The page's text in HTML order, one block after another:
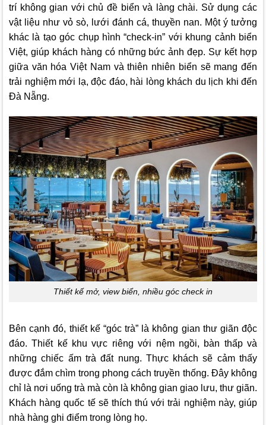
trí không gian với chủ đề biển và làng chài. Sử dụng các
vật liệu như vỏ sò, lưới đánh cá, thuyền nan. Một ý tưởng
khác là tạo góc chụp hình “check-in” với khung cảnh biển
Việt, giúp khách hàng có những bức ảnh đẹp. Sự kết hợp
giữa văn hóa Việt Nam và thiên nhiên biển sẽ mang đến
trải nghiệm mới lạ, độc đáo, hài lòng khách du lịch khi đến
Đà Nẵng.
Thiết kế mở, view biển, nhiều góc check in
Bên cạnh đó, thiết kế “góc trà” là không gian thư giãn độc
đáo. Thiết kế khu vực riêng với nệm ngồi, bàn thấp và
những chiếc ấm trà đất nung. Thực khách sẽ cảm thấy
được đắm chìm trong phong cách truyền thống. Đây không
chỉ là nơi uống trà mà còn là không gian giao lưu, thư giãn.
Khách hàng quốc tế sẽ thích thú với trải nghiệm này, giúp
nhà hàng ghi điểm trong lòng họ.